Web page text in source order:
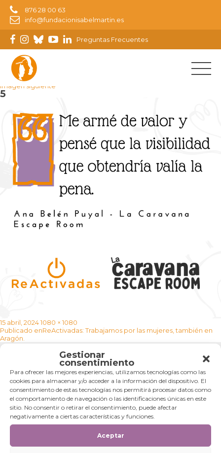
Gestionar
consentimiento
Para ofrecer las mejores experiencias, utilizamos tecnologías como las
cookies para almacenar y/o acceder a la información del dispositivo. El
consentimiento de estas tecnologías nos permitirá procesar datos como
el comportamiento de navegación o las identificaciones únicas en este
sitio. No consentir o retirar el consentimiento, puede afectar
negativamente a ciertas características y funciones.
Aceptar
876 28 00 63
info@fundacionisabelmartin.es
Preguntas Frecuentes
Imagen anterior
Imagen siguiente
5
Publicado
el
15 abril, 2024Tamaño
completo
1080 × 1080
Navegación
de
entradas
Publicado enReActivadas: Trabajamos por las mujeres, también en
Aragón.
Categorías